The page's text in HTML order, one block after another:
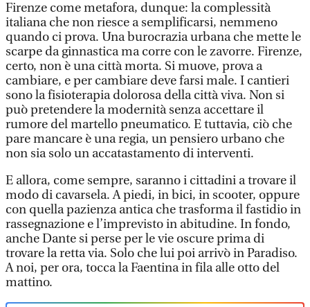
Firenze come metafora, dunque: la complessità
italiana che non riesce a semplificarsi, nemmeno
quando ci prova. Una burocrazia urbana che mette le
scarpe da ginnastica ma corre con le zavorre. Firenze,
certo, non è una città morta. Si muove, prova a
cambiare, e per cambiare deve farsi male. I cantieri
sono la fisioterapia dolorosa della città viva. Non si
può pretendere la modernità senza accettare il
rumore del martello pneumatico. E tuttavia, ciò che
pare mancare è una regia, un pensiero urbano che
non sia solo un accatastamento di interventi.
E allora, come sempre, saranno i cittadini a trovare il
modo di cavarsela. A piedi, in bici, in scooter, oppure
con quella pazienza antica che trasforma il fastidio in
rassegnazione e l’imprevisto in abitudine. In fondo,
anche Dante si perse per le vie oscure prima di
trovare la retta via. Solo che lui poi arrivò in Paradiso.
A noi, per ora, tocca la Faentina in fila alle otto del
mattino.